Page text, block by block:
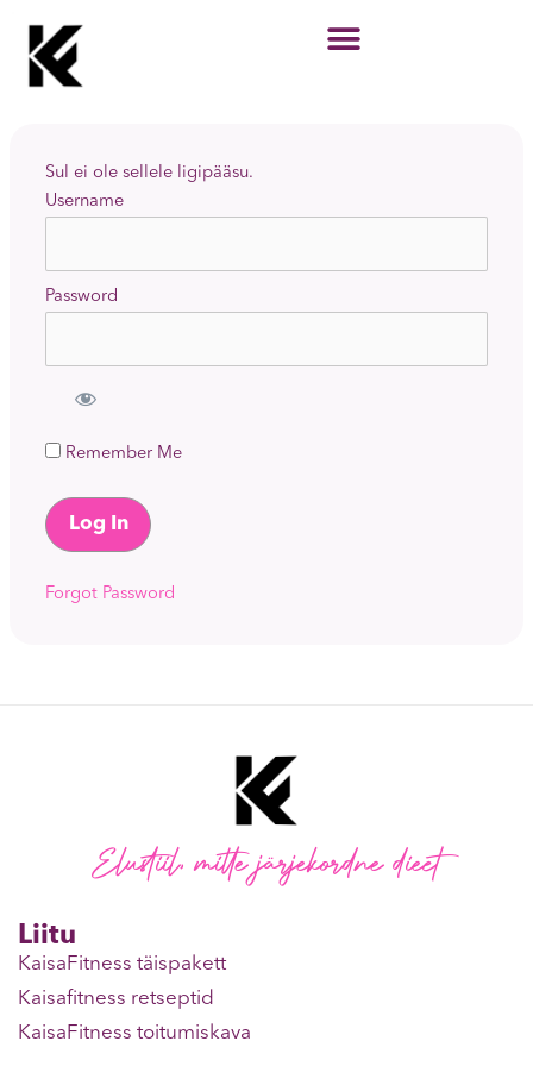
content
Sul ei ole sellele ligipääsu.
Username
Password
Remember Me
Forgot Password
Elustiil, mitte järjekordne dieet
Liitu
KaisaFitness täispakett
Kaisafitness retseptid
KaisaFitness toitumiskava